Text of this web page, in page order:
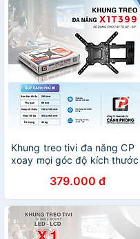
Khung treo tivi đa năng CP
xoay mọi góc độ kích thước
Hàng Chính Hãng
379.000 đ